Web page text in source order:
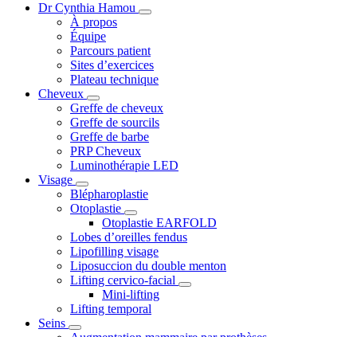
Dr Cynthia Hamou
À propos
Équipe
Parcours patient
Sites d’exercices
Plateau technique
Cheveux
Greffe de cheveux
Greffe de sourcils
Greffe de barbe
PRP Cheveux
Luminothérapie LED
Visage
Blépharoplastie
Otoplastie
Otoplastie EARFOLD
Lobes d’oreilles fendus
Lipofilling visage
Liposuccion du double menton
Lifting cervico-facial
Mini-lifting
Lifting temporal
Seins